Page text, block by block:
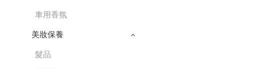
車用香氛
美妝保養
髮品